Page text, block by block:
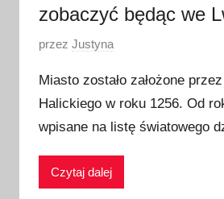
zobaczyć będąc we
O
u
b
l
o
przez Justyna
Miasto zostało założone
Halickiego w roku 1256. Od
wpisane na listę światowego
Czytaj dalej